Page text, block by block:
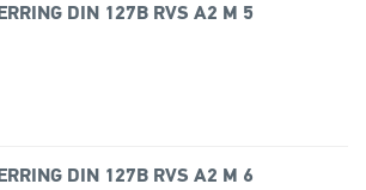
DIN 127B RVS A2 M 5
DIN 127B RVS A2 M 6